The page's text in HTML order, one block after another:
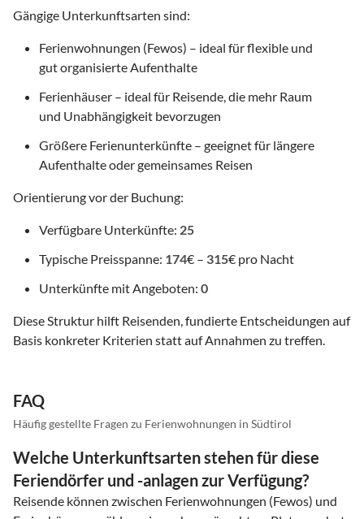
Gängige Unterkunftsarten sind:
Ferienwohnungen (Fewos) – ideal für flexible und
gut organisierte Aufenthalte
Ferienhäuser – ideal für Reisende, die mehr Raum
und Unabhängigkeit bevorzugen
Größere Ferienunterkünfte – geeignet für längere
Aufenthalte oder gemeinsames Reisen
Orientierung vor der Buchung:
Verfügbare Unterkünfte: 25
Typische Preisspanne: 174€ – 315€ pro Nacht
Unterkünfte mit Angeboten: 0
Diese Struktur hilft Reisenden, fundierte Entscheidungen auf
Basis konkreter Kriterien statt auf Annahmen zu treffen.
FAQ
Häufig gestellte Fragen zu Ferienwohnungen in Südtirol
Welche Unterkunftsarten stehen für diese
Feriendörfer und -anlagen zur Verfügung?
Reisende können zwischen Ferienwohnungen (Fewos) und